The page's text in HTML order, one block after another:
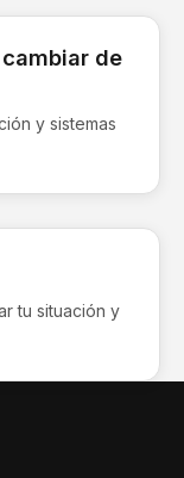
de
y sistemas
tu situación y